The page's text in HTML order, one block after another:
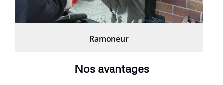
Ramoneur
Nos avantages